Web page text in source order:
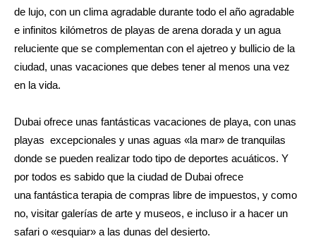
de lujo, con un clima agradable durante todo el año agradable
e infinitos kilómetros de playas de arena dorada y un agua
reluciente que se complementan con el ajetreo y bullicio de la
ciudad, unas vacaciones que debes tener al menos una vez
en la vida.
Dubai ofrece unas fantásticas vacaciones de playa, con unas
playas excepcionales y unas aguas «la mar» de tranquilas
donde se pueden realizar todo tipo de deportes acuáticos. Y
por todos es sabido que la ciudad de Dubai ofrece
una fantástica terapia de compras libre de impuestos, y como
no, visitar galerías de arte y museos, e incluso ir a hacer un
safari o «esquiar» a las dunas del desierto.